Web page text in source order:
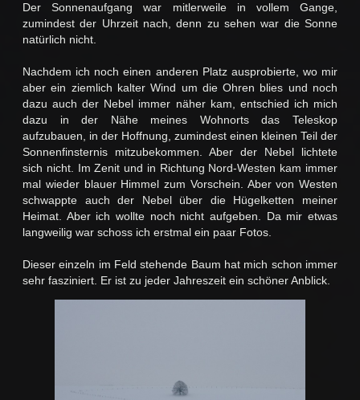
Der Sonnenaufgang war mitlerweile in vollem Gange,
zumindest der Uhrzeit nach, denn zu sehen war die Sonne
natürlich nicht.
Nachdem ich noch einen anderen Platz ausprobierte, wo mir
aber ein ziemlich kalter Wind um die Ohren blies und noch
dazu auch der Nebel immer näher kam, entschied ich mich
dazu in der Nähe meines Wohnorts das Teleskop
aufzubauen, in der Hoffnung, zumindest einen kleinen Teil der
Sonnenfinsternis mitzubekommen. Aber der Nebel lichtete
sich nicht. Im Zenit und in Richtung Nord-Westen kam immer
mal wieder blauer Himmel zum Vorschein. Aber von Westen
schwappte auch der Nebel über die Hügelketten meiner
Heimat. Aber ich wollte noch nicht aufgeben. Da mir etwas
langweilig war schoss ich erstmal ein paar Fotos.
Dieser einzeln im Feld stehende Baum hat mich schon immer
sehr fasziniert. Er ist zu jeder Jahreszeit ein schöner Anblick.